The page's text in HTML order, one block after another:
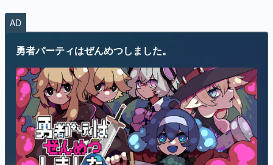
カテゴリ
特集記事
マンガ
女性向け
アプリレビュー
その他
AD
勇者パーティはぜんめつしました。